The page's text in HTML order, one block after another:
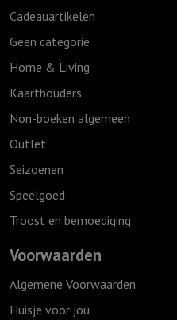
Cadeauartikelen
Geen categorie
Home & Living
Kaarthouders
Non-boeken algemeen
Outlet
Seizoenen
Speelgoed
Troost en bemoediging
Voorwaarden
Algemene Voorwaarden
Huisje voor jou